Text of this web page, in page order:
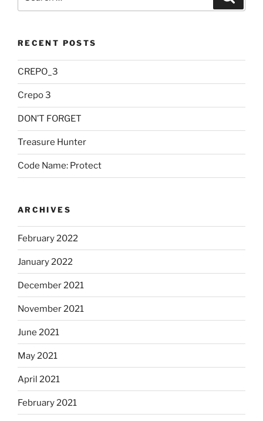
RECENT POSTS
CREPO_3
Crepo 3
DON’T FORGET
Treasure Hunter
Code Name: Protect
ARCHIVES
February 2022
January 2022
December 2021
November 2021
June 2021
May 2021
April 2021
February 2021